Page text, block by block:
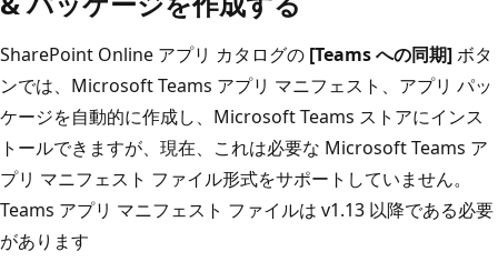
SharePoint Online アプリ カタログの [Teams への同期]ボタ
ンでは、Microsoft Teams アプリ マニフェスト、アプリ パッ
ケージを自動的に作成し、Microsoft Teams ストアにインス
トールできますが、現在、これは必要な Microsoft Teams ア
プリ マニフェスト ファイル形式をサポートしていません。
Teams アプリ マニフェスト ファイルは v1.13 以降である必要
があります